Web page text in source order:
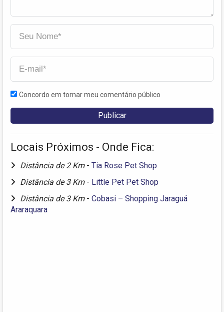
Concordo em tornar meu comentário público
Locais Próximos - Onde Fica:
Distância de 2 Km - Tia Rose Pet Shop
Distância de 3 Km - Little Pet Pet Shop
Distância de 3 Km - Cobasi – Shopping Jaraguá
Araraquara